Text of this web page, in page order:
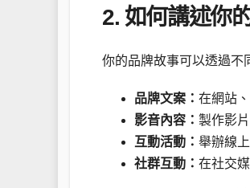
2. 如何講述你
你的品牌故事可以透過不
品牌文案： 在網站
影音內容： 製作影
互動活動： 舉辦線
社群互動： 在社交